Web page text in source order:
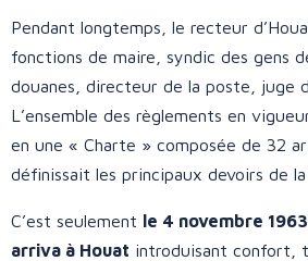
Pendant longtemps, le recteur
fonctions de maire, syndic des gens
douanes, directeur de la poste, juge
L’ensemble des règlements en
en une « Charte » composée de 32
définissait les principaux devoirs de
C’est seulement le 4 novembre
arriva à Houat introduisant confort,